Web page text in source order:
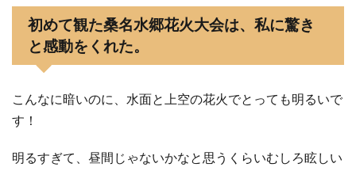
初めて観た桑名水郷花火大会は、私に驚き
と感動をくれた。
こんなに暗いのに、水面と上空の花火でとっても明るいで
す！
明るすぎて、昼間じゃないかなと思うくらいむしろ眩しい